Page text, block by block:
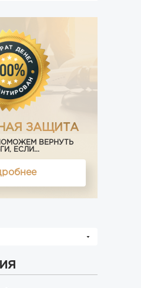
ЗАЩИТА
ВЕРНУТЬ
ЕСЛИ...